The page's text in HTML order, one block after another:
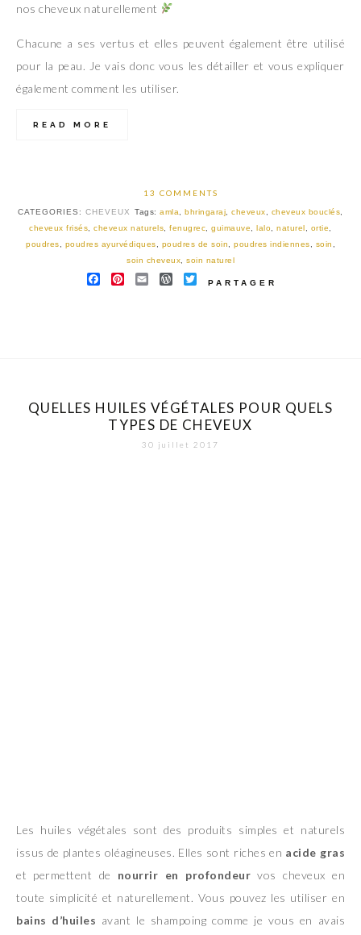
nos cheveux naturellement
Chacune a ses vertus et elles peuvent également être utilisé
pour la peau. Je vais donc vous les détailler et vous expliquer
également comment les utiliser.
READ MORE
13 COMMENTS
CATEGORIES:CHEVEUX Tags:amla ,bhringaraj ,cheveux cheveux bouclés
cheveux frisés ,cheveux naturels ,fenugrec ,guimauve ,lalo ,naturel ortie
poudres
poudres ayurvédiques poudres de soin poudres indiennes soin
soin cheveux
soin naturel
FACEBOOK
PINTEREST
EMAILWORDPRESS
TWITTER
PARTAGER
QUELLES HUILES VÉGÉTALES POUR QUELS
TYPES DE CHEVEUX
30 juillet 2017
Les huiles végétales sont des produits simples et naturels
issus de plantes oléagineuses. Elles sont riches en acide gras
et permettent de nourrir en profondeur vos cheveux en
toute simplicité et naturellement. Vous pouvez les utiliser en
bains d’huiles avant le shampoing comme je vous en avais